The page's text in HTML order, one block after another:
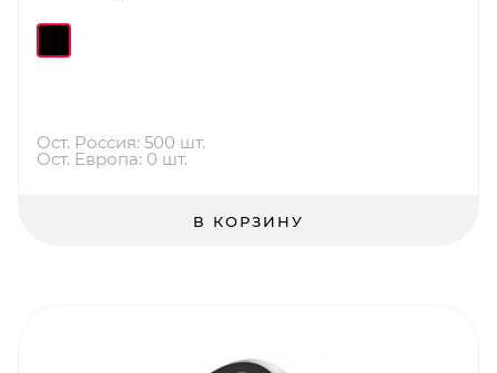
Ост. Россия: 500 шт.
Ост. Европа: 0 шт.
В КОРЗИНУ